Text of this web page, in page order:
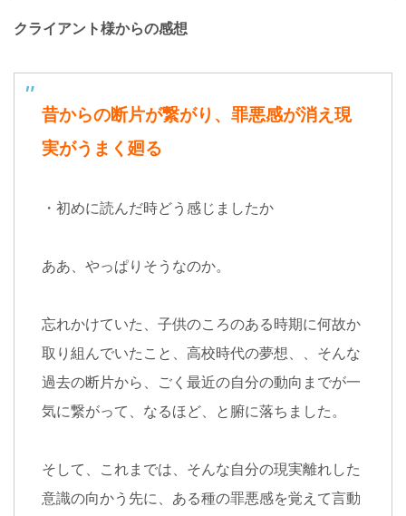
クライアント様からの感想
昔からの断片が繋がり、罪悪感が消え現
実がうまく廻る
・初めに読んだ時どう感じましたか
ああ、やっぱりそうなのか。
忘れかけていた、子供のころのある時期に何故か
取り組んでいたこと、高校時代の夢想、、そんな
過去の断片から、ごく最近の自分の動向までが一
気に繋がって、なるほど、と腑に落ちました。
そして、これまでは、そんな自分の現実離れした
意識の向かう先に、ある種の罪悪感を覚えて言動